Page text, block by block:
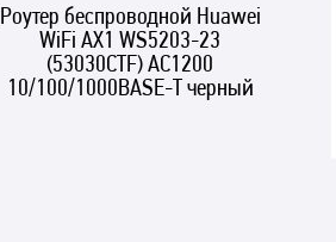
Роутер беспроводной Huawei
WiFi AX1 WS5203-23
(53030CTF) AC1200
10/100/1000BASE-T черный